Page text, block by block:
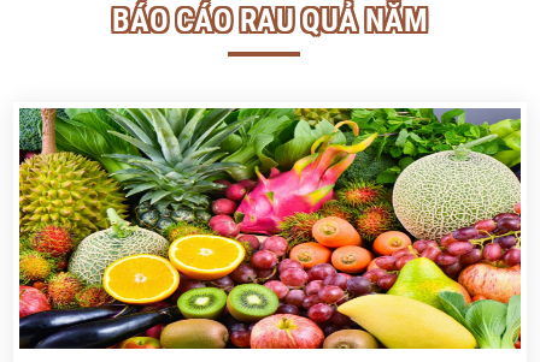
BÁO CÁO RAU QUẢ NĂM